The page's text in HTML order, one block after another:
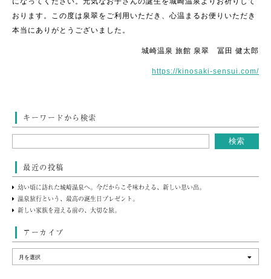
おります。この度は泉翠をご利用いただき、心温まるお便りいただき
本当にありがとうございました。
城崎温泉 旅館 泉翠 冨田 健太郎
https://kinosaki-sensui.com/
キーワードから検索
最近の投稿
幼い頃に訪れた城崎温泉へ。今だからこそ味わえる、新しい思い出。
温泉旅行という、最高の誕生日プレゼント。
新しい家族を迎える前の、大切な旅。
アーカイブ